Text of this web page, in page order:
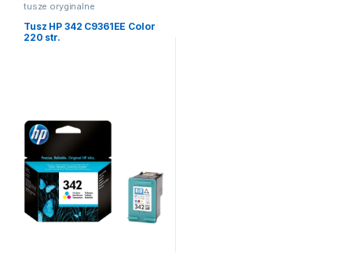
tusze oryginalne
Tusz HP 342 C9361EE Color
220 str.